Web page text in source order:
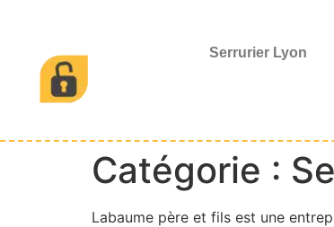
Serrurier Lyon
Catégorie :
Labaume père et fils est une